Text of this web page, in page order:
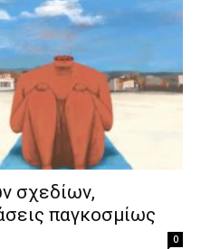
σχεδίων,
παγκοσμίως
0